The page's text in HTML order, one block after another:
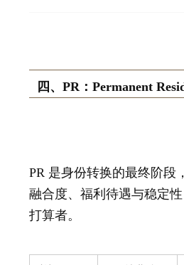
四、PR：Permanent
PR 是身份转换的最终阶段
融合度、福利待遇与稳定
打算者。